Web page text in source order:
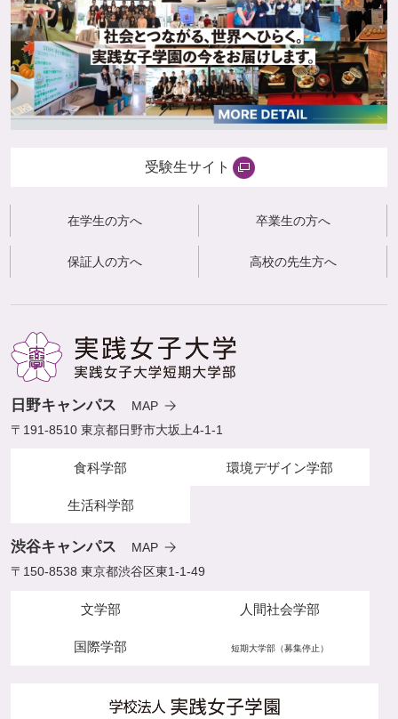
受験生サイト
在学生の方へ 卒業生の方へ
保証人の方へ 高校の先生方へ
日野キャンパス
MAP
〒191-8510 東京都日野市大坂上4-1-1
食科学部 環境デザイン学部
生活科学部
渋谷キャンパス
MAP
〒150-8538 東京都渋谷区東1-1-49
文学部 人間社会学部
国際学部 短期大学部（募集停止）